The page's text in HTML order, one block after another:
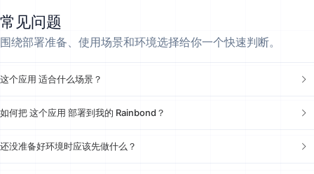
常见问题
围绕部署准备、使用场景和环境选择给你一个快速判断。
这个应用 适合什么场景？
如何把 这个应用 部署到我的 Rainbond？
还没准备好环境时应该先做什么？